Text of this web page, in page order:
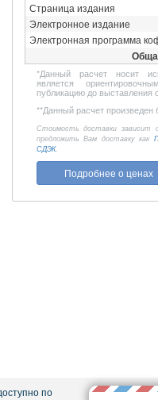
Страница издания
Электронное издание
Электронная программа
*Данный расчет носит
является
публикацию до выставления
**Данный расчет произведен
Стоимость доставки зависит
предложить Вам доставку как
СДЭК.
Подробнее о ценах
по